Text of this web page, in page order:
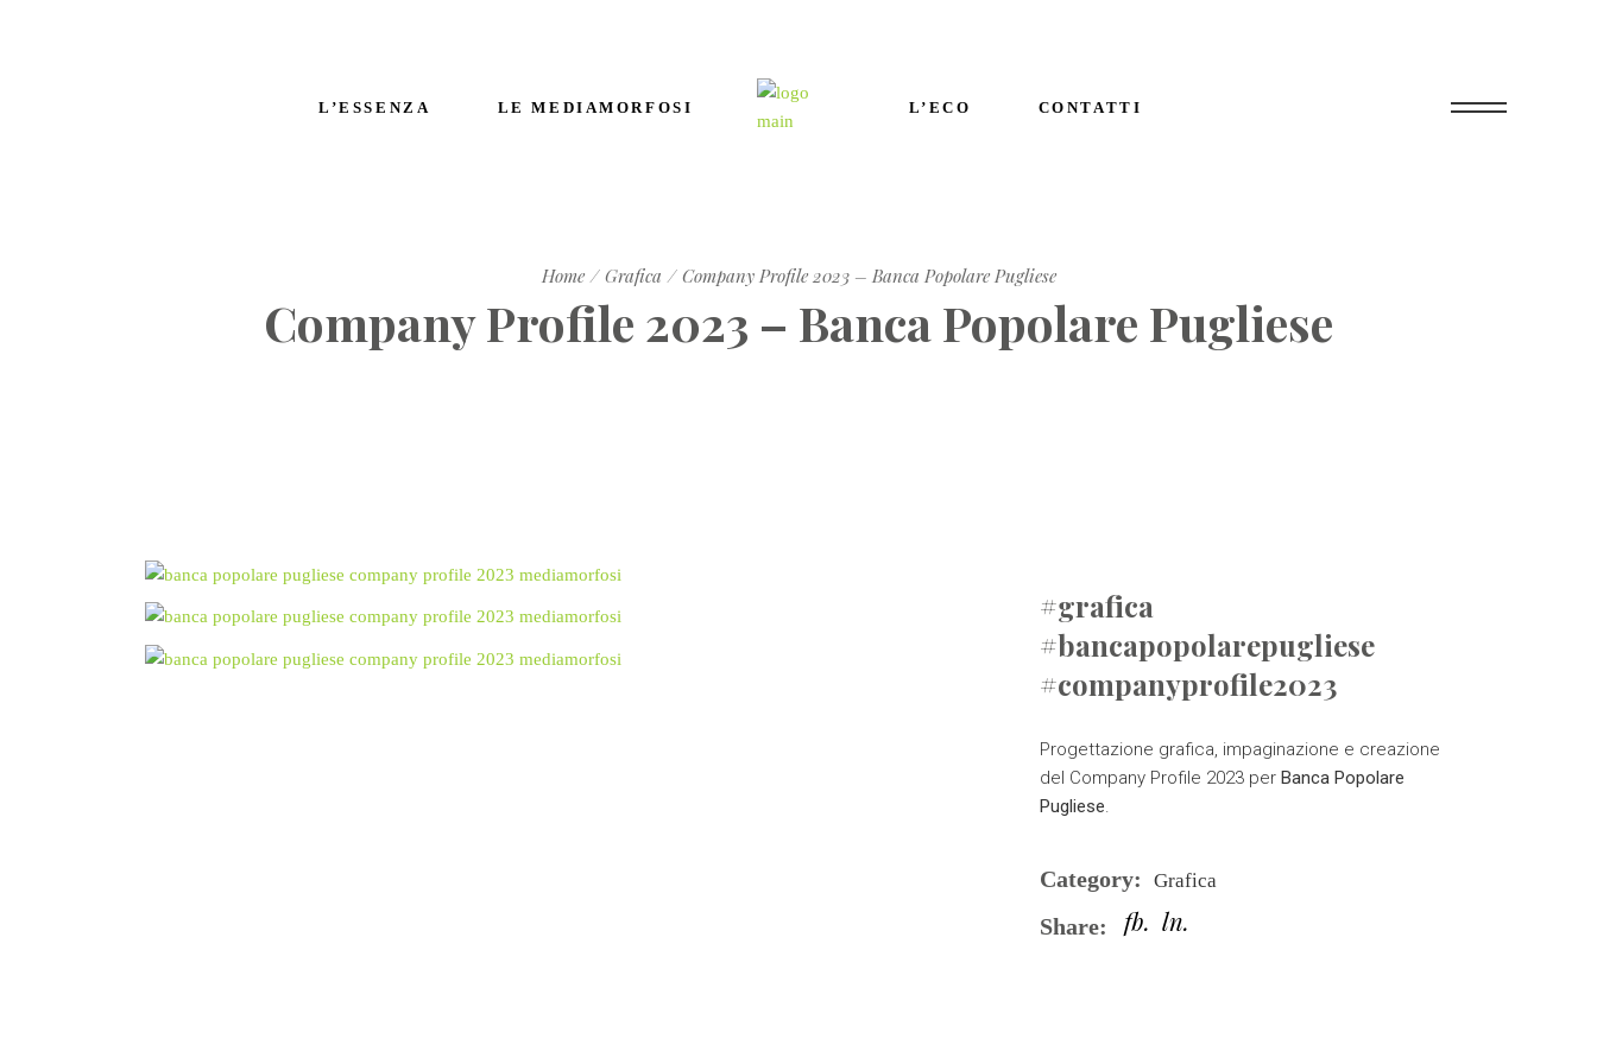
L’ESSENZA LE MEDIAMORFOSI L’ECO CONTATTI
Home Grafica Company Profile 2023 – Banca Popolare Pugliese
Company Profile 2023 – Banca Popolare Pugliese
#grafica
#bancapopolarepugliese
#companyprofile2023
Progettazione grafica, impaginazione e creazione
del Company Profile 2023 perBanca Popolare
Pugliese.
Category: Grafica
Share: fb ln